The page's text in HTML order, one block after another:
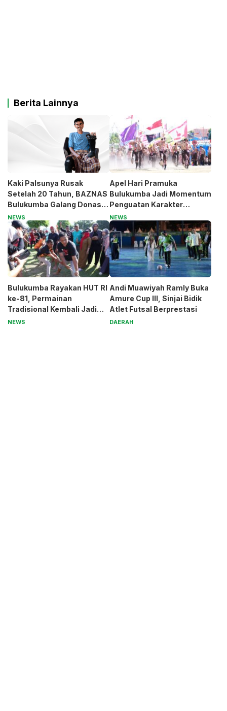
Berita Lainnya
Kaki Palsunya Rusak
Setelah 20 Tahun, BAZNAS
Bulukumba Galang Donasi
untuk Pak Pardi
NEWS
Apel Hari Pramuka
Bulukumba Jadi Momentum
Penguatan Karakter
Generasi Muda
NEWS
Bulukumba Rayakan HUT RI
ke-81, Permainan
Tradisional Kembali Jadi
Magnet
NEWS
Andi Muawiyah Ramly Buka
Amure Cup III, Sinjai Bidik
Atlet Futsal Berprestasi
DAERAH